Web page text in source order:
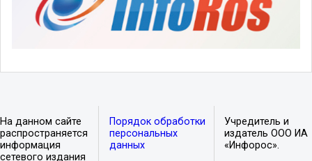
На данном сайте
распространяется
информация
сетевого издания
Порядок обработки
персональных
данных
Учредитель и
издатель ООО ИА
«Инфорос».